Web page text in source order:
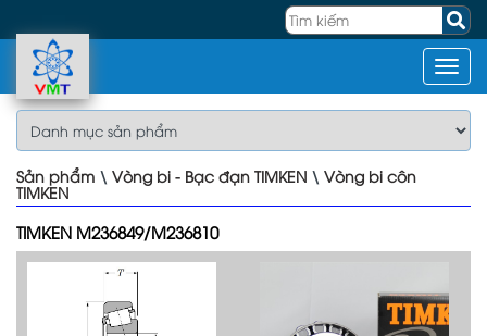
Sản phẩm \ Vòng bi - Bạc đạn TIMKEN \ Vòng bi côn
TIMKEN
TIMKEN M236849/M236810